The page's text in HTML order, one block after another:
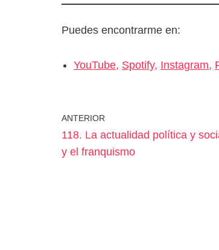
Puedes encontrarme en:
YouTube, Spotify, Instagram,
ANTERIOR
118. La actualidad política y
y el franquismo